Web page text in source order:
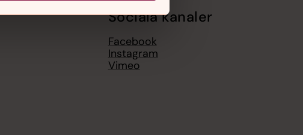
Sociala kanaler
Facebook
Instagram
Vimeo